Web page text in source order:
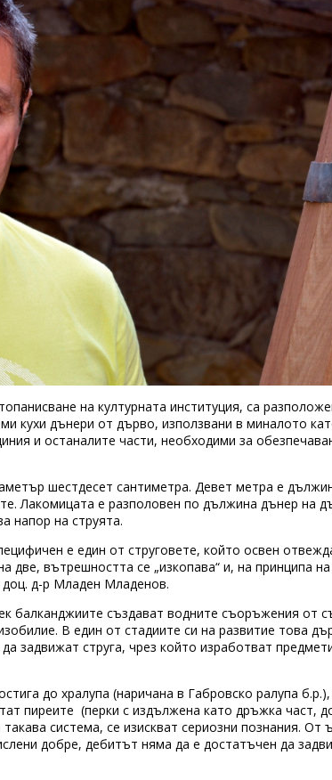
на културната институция, са
кухи дънери от дърво, използвани в миналото
и останалите части, необходими за
шестдесет сантиметра. Девет метра е
Лакомицата е разполовен по дължина дънер на
напор на струята.
е един от струговете, който освен
вътрешността се „изкопава“ и, на принципа
доц. д-р Младен Младенов.
балканджиите създават водните съоръжения от
В един от стадиите си на развитие това
задвижат струга, чрез който изработват
до хралупа (наричана в Габровско ралупа
пиреите (перки с издължена като дръжка част,
система, се изискват сериозни познания. От
добре, дебитът няма да е достатъчен да